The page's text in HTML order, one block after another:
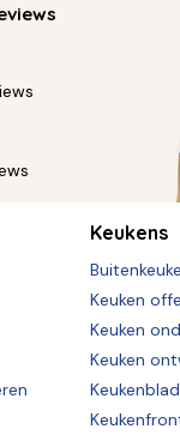
Keukens
Keuken
Keuken
Keuken